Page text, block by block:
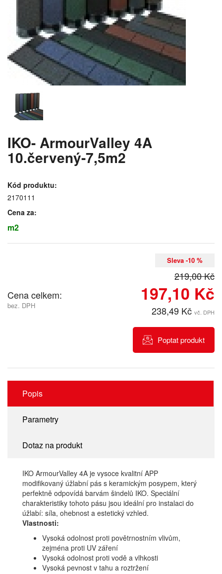
IKO- ArmourValley 4A
10.červený-7,5m2
Kód produktu:
2170111
Cena za:
m2
Sleva -10 %
219,00 Kč
Cena celkem:
bez. DPH
197,10 Kč
238,49 Kč vč. DPH
Poptat produkt
Popis
Parametry
Dotaz na produkt
IKO ArmourValley 4A je vysoce kvalitní APP
modifikovaný úžlabní pás s keramickým posypem, který
perfektně odpovídá barvám šindelů IKO. Speciální
charakteristiky tohoto pásu jsou ideální pro instalaci do
úžlabí: síla, ohebnost a estetický vzhled.
Vlastnosti:
Vysoká odolnost proti povětrnostním vlivům,
zejména proti UV záření
Vysoká odolnost proti vodě a vlhkosti
Vysoká pevnost v tahu a roztržení